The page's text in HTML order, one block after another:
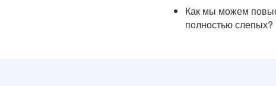
Как мы можем
полностью слепых?